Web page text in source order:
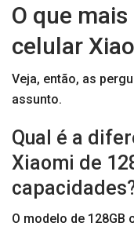
O que
celular
Veja, então, as
assunto.
Qual é a
Xiaomi de
O modelo de